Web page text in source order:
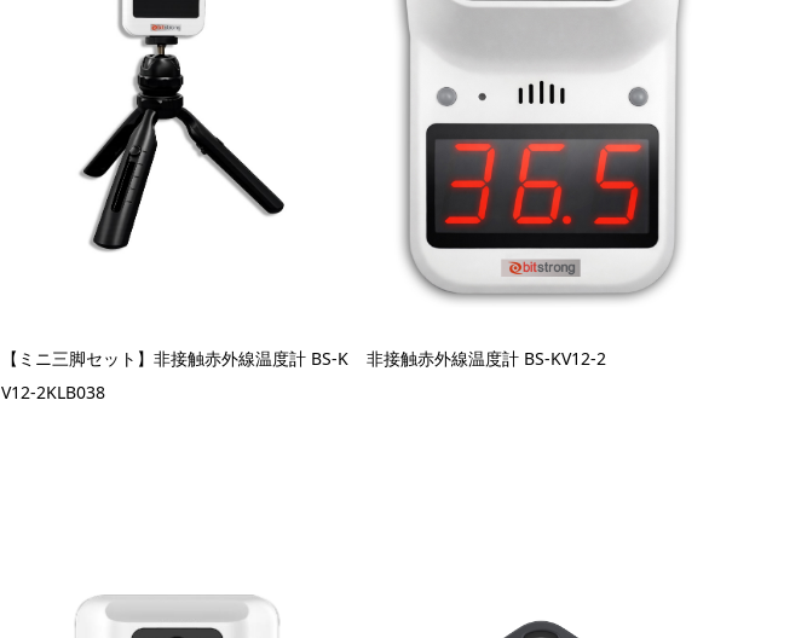
【ミニ三脚セット】非接触赤外線温度計 BS-K
V12-2KLB038
非接触赤外線温度計 BS-KV12-2